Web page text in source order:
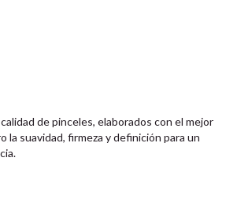
de pinceles, elaborados con el mejor
la suavidad, firmeza y definición para un